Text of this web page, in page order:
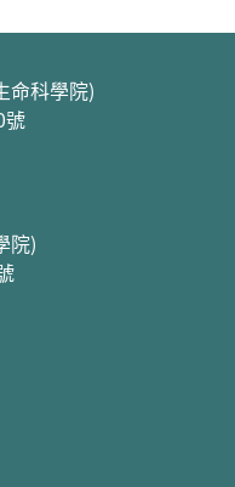
命科學院)
號
院)